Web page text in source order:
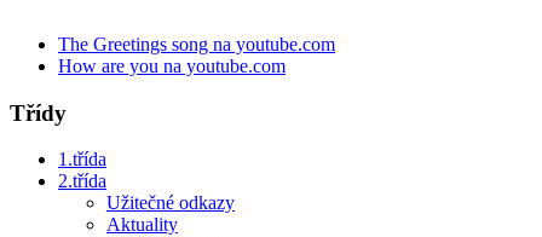
The Greetings song na youtube.com
How are you na youtube.com
Třídy
1.třída
2.třída
Užitečné odkazy
Aktuality